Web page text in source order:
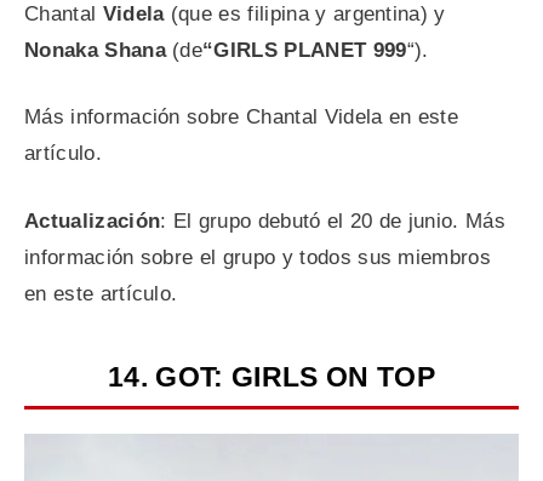
Chantal Videla(que es filipina y argentina) y
Nonaka Shana (de“GIRLS PLANET 999“).
Más información sobre Chantal Videla en este
artículo.
Actualización: El grupo debutó el 20 de junio. Más
información sobre el grupo y todos sus miembros
en este artículo.
14. GOT: GIRLS ON TOP